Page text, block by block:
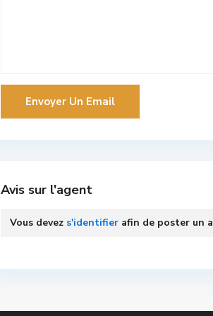
Avis sur l'agent
Vous devez s'identifier afin de poster un